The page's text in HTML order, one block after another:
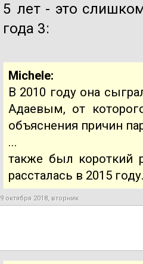
5 лет - это
года 3:
Michele:
В 2010 году она
Адаевым, от
объяснения причин
...
также был короткий
рассталась в 2015
9 октября 2018, вторник